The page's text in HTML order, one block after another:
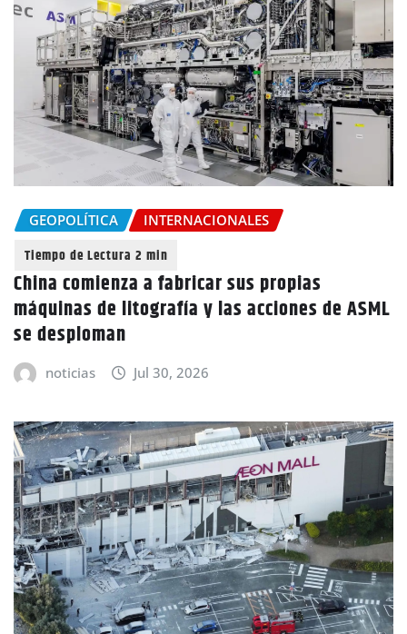
GEOPOLÍTICA INTERNACIONALES
China comienza a fabricar sus propias
máquinas de litografía y las acciones de ASML
se desploman
noticias Jul 30, 2026